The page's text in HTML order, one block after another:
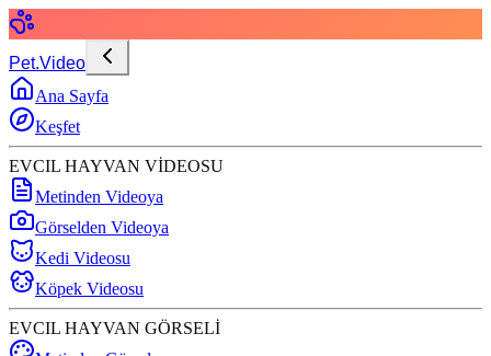
Pet.Video
Ana Sayfa
Keşfet
EVCIL HAYVAN VİDEOSU
Metinden Videoya
Görselden Videoya
Kedi Videosu
Köpek Videosu
EVCIL HAYVAN GÖRSELİ